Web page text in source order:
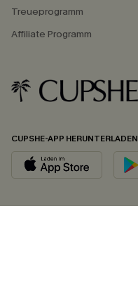
Treueprogramm
Affiliate Programm
CUPSHE-APP HERUNTERLADEN